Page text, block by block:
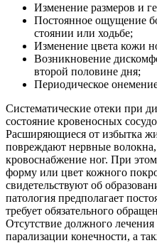
Изменение размеров и
Постоянное ощущение
стоянии или ходьбе;
Изменение цвета кожи
Возникновение
второй половине дня;
Периодическое
Систематические отеки при
состояние кровеносных
Расширяющиеся от избытка
повреждают нервные
кровоснабжение ног. При
форму или цвет кожного
свидетельствуют об
патология предполагает
требует обязательного
Отсутствие должного
парализации конечности, а